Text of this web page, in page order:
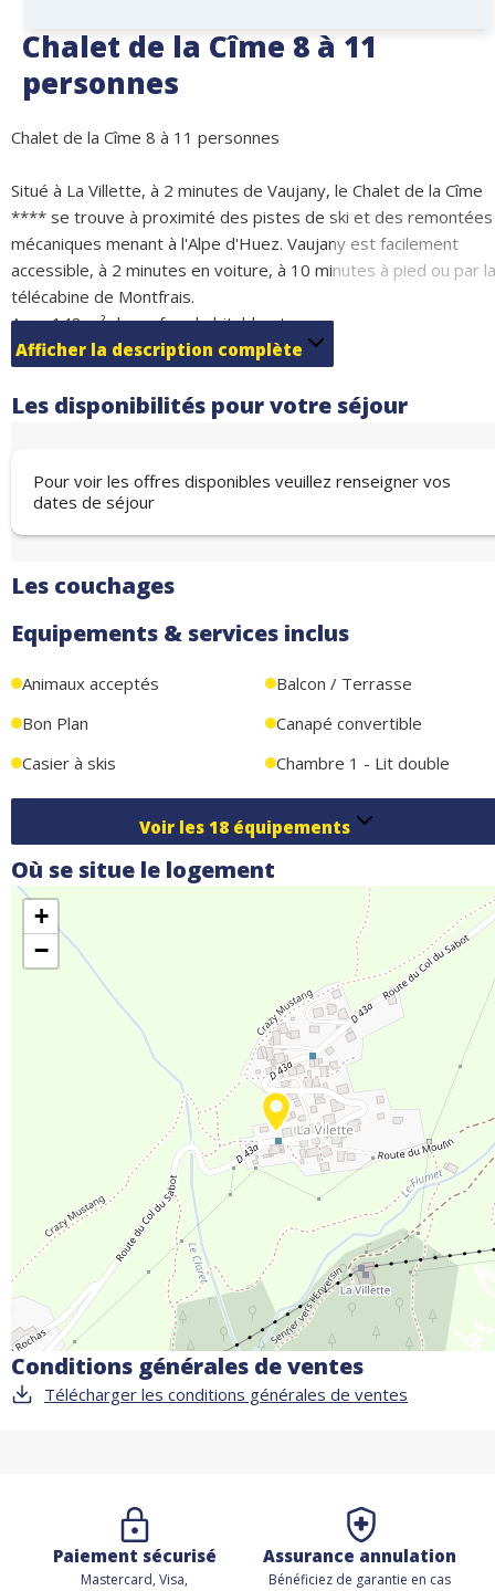
Chalet de la Cîme 8 à 11
personnes
Chalet de la Cîme 8 à 11 personnes
Situé à La Villette, à 2 minutes de Vaujany, le Chalet de la Cîme
**** se trouve à proximité des pistes de ski et des remontées
mécaniques menant à l'Alpe d'Huez. Vaujany est facilement
accessible, à 2 minutes en voiture, à 10 minutes à pied ou par la
télécabine de Montfrais.
Avec 148 m² de surface habitable et une capacité d'accueil de 8
11 personnes, il est idéal pour les familles ou les groupes
pour un séjour confortable, avec le Wi-Fi, une cuisine moderne
Couchage :
1 chambre avec un lit double (140 cm) - 2 personnes
1 chambre avec un lit superposé (80 cm) - pour 2 personnes
alcôve - 4 personnes
personnes
Afficher la description complète
Les disponibilités pour votre séjour
Pour voir les offres disponibles veuillez renseigner vos
dates de séjour
Les couchages
Equipements & services inclus
Animaux acceptés
Balcon / Terrasse
Bon Plan
Canapé convertible
Casier à skis
Chambre 1 - Lit double
Voir les 18 équipements
Où se situe le logement
+
−
Conditions générales de ventes
Télécharger les conditions générales de ventes
Paiement sécurisé
Mastercard, Visa,
Assurance annulation
Bénéficiez de garantie en cas